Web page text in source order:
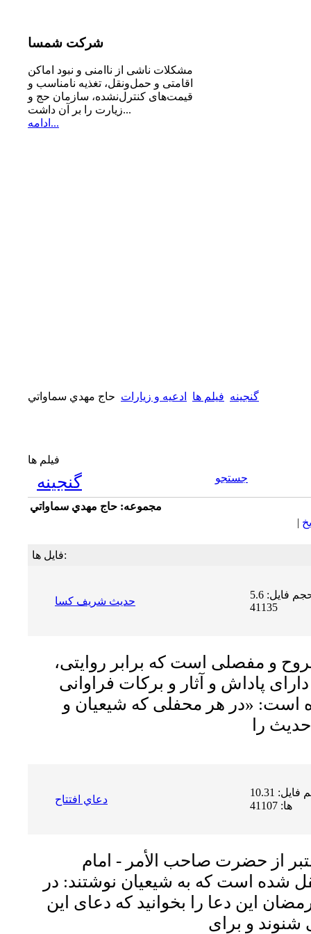
شرکت شمسا
مشكلات ناشی از ناامنی و نبود اماكن
اقامتی و حمل‌ونقل، تغذیه‌ نامناسب و
قیمت‌های كنترل‌نشده، سازمان حج و
زیارت را بر آن داشت...
ادامه...
گنجینه فیلم ها ادعیه و زیارات حاج مهدي سماواتي
فیلم ها
گنجینه جستجو
مجموعه: حاج مهدي سماواتي
|
فایل ها:
حدیث شریف کسا
حجم فایل: 5.6 MB | دریافت ها:
41135
و مفصلى است که برابر روایتى،
پاداش و آثار و برکات فراوانى
است: «در هر محفلى که شیعیان و
دعاي افتتاح
حجم فایل: 10.31 MB | دریافت
ها: 41107
از حضرت صاحب الأمر - امام
شده است که به شیعیان نوشتند: در
این دعا را بخوانید که دعاى این